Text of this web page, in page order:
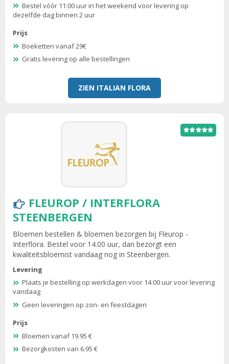
Bestel vóór 11:00 uur in het weekend voor levering op
dezelfde dag binnen 2 uur
Prijs
Boeketten vanaf 29€
Gratis levering op alle bestellingen
ZIEN ITALIAN FLORA
FLEUROP / INTERFLORA
STEENBERGEN
Bloemen bestellen & bloemen bezorgen bij Fleurop -
Interflora. Bestel voor 14.00 uur, dan bezorgt een
kwaliteitsbloemist vandaag nog in Steenbergen.
Levering
Plaats je bestelling op werkdagen voor 14:00 uur voor levering
vandaag
Geen leveringen op zon- en feestdagen
Prijs
Bloemen vanaf 19.95 €
Bezorgkosten van 6.95 €